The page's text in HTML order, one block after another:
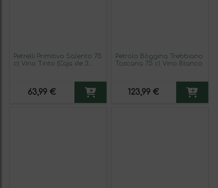
Petrelli Primitivo Salento 75
cl Vino Tinto (Caja de 3
63,99 €
Petrolo Bòggina Trebbiano
Toscana 75 cl Vino Blanco
123,99 €